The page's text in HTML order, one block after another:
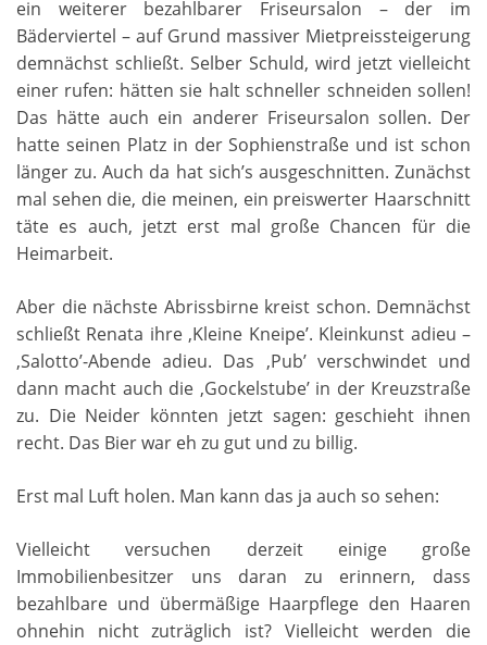
ein weiterer bezahlbarer Friseursalon – der im
Bäderviertel – auf Grund massiver Mietpreissteigerung
demnächst schließt. Selber Schuld, wird jetzt vielleicht
einer rufen: hätten sie halt schneller schneiden sollen!
Das hätte auch ein anderer Friseursalon sollen. Der
hatte seinen Platz in der Sophienstraße und ist schon
länger zu. Auch da hat sich’s ausgeschnitten. Zunächst
mal sehen die, die meinen, ein preiswerter Haarschnitt
täte es auch, jetzt erst mal große Chancen für die
Heimarbeit.
Aber die nächste Abrissbirne kreist schon. Demnächst
schließt Renata ihre ‚Kleine Kneipe’. Kleinkunst adieu –
‚Salotto’-Abende adieu. Das ‚Pub’ verschwindet und
dann macht auch die ‚Gockelstube’ in der Kreuzstraße
zu. Die Neider könnten jetzt sagen: geschieht ihnen
recht. Das Bier war eh zu gut und zu billig.
Erst mal Luft holen. Man kann das ja auch so sehen:
Vielleicht versuchen derzeit einige große
Immobilienbesitzer uns daran zu erinnern, dass
bezahlbare und übermäßige Haarpflege den Haaren
ohnehin nicht zuträglich ist? Vielleicht werden die